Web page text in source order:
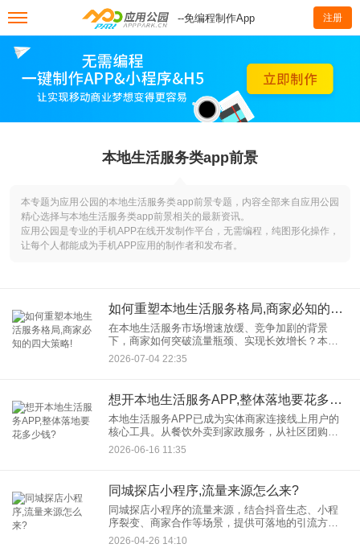
--免编程制作App 注册
本地生活服务类app前景
本专题为应用公园的本地生活服务类app前景专题，内容全部来自应用公园
精心选择与本地生活服务类app前景相关的最新资讯。
应用公园是专业的手机APP在线开发制作平台，无需编程，纯图形化操作，
让每个人都能成为手机APP应用的制作者和发布者。
如何重塑本地生活服务格局,商家必知的四大策略!
在本地生活服务市场增速放缓、竞争加剧的背景
下，商家如何突破流量瓶颈、实现长效增长？本文
结合2025-2026年行业趋势与实战案例，解析四大核
心策略：公域流量精准运营、私域用户深度转化、
2026-07-04 22:35
想开本地生活服务APP,整体落地要花多少钱?
本地生活服务APP已成为实体商家连接线上用户的
核心工具。从餐饮外卖到家政服务，从社区团购到
同城配送，一个功能完善的APP不仅能提升运营效
率，更能借助数据分析实现精准营销。然而，开发
2026-06-16 11:35
同城探店小程序,流量来源怎么来?
同城探店小程序的流量来源，结合抖音生态、小程
序裂变、商家合作等场景，提供可落地的引流方
案。本文将从内容创作到用户裂变，从平台算法到
2026-04-26 14:10